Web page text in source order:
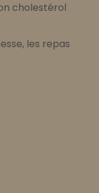
cholestérol
les repas